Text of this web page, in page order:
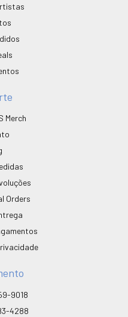
Merch
Orders
9018
4288